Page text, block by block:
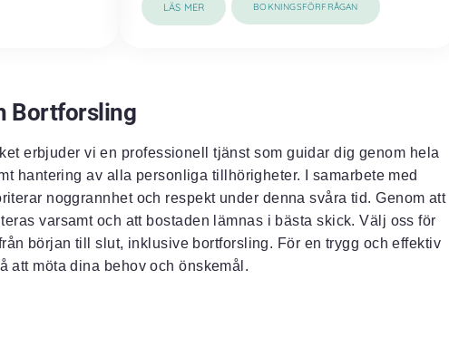
LÄS MER BOKNINGSFÖRFRÅGAN
Bortforsling
erbjuder vi en professionell tjänst som guidar dig genom hela
hantering av alla personliga tillhörigheter. I samarbete med
noggrannhet och respekt under denna svåra tid. Genom att
varsamt och att bostaden lämnas i bästa skick. Välj oss för
början till slut, inklusive bortforsling. För en trygg och effektiv
att möta dina behov och önskemål.